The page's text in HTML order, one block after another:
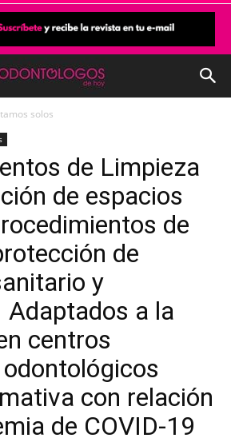
solos
de Limpieza
de espacios
de
de
y
Adaptados a la
centros
con relación
de COVID-19